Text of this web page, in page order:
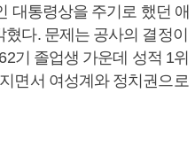
대통령상을 주기로 했던 애
다. 문제는 공사의 결정이
기 졸업생 가운데 성적 1위
면서 여성계와 정치권으로